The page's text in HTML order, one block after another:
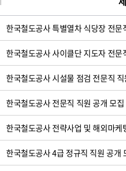
한국철도공사 특별열차 식당장 전문
한국철도공사 사이클단 지도자 전문
한국철도공사 시설물 점검 전문직
한국철도공사 전문직 직원 공개 모집
한국철도공사 전략사업 및 해외마케
한국철도공사 4급 정규직 직원 공개